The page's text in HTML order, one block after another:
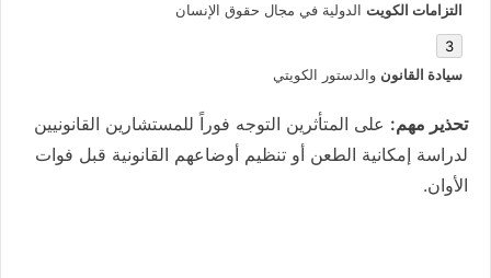
التزامات الكويت الدولية في مجال حقوق الإنسان
سيادة القانون والدستور الكويتي
تحذير مهم: على المتأثرين التوجه فوراً للمستشارين القانونيين
لدراسة إمكانية الطعن أو تنظيم أوضاعهم القانونية قبل فوات
الأوان.